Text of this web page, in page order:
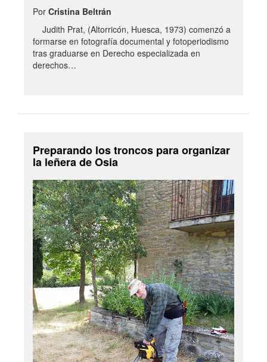
Por Cristina Beltrán
Judith Prat, (Altorricón, Huesca, 1973) comenzó a
formarse en fotografía documental y fotoperiodismo
tras graduarse en Derecho especializada en
derechos…
Preparando los troncos para organizar
la leñera de Osia